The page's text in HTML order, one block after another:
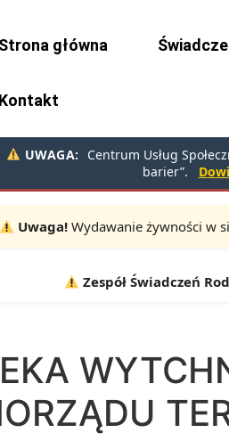
Strona główna
Kontakt
UWAGA:
Centrum Usług
barier”.
Uwaga!Wydawanie żywności w
10.08, 11.08, 12.08 |
Zespół Świadczeń